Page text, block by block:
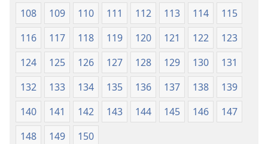
108
109 110 111 112 113 114
115
116
117 118 119 120 121 122
123
124
125 126 127 128 129 130
131
132
133 134 135 136 137 138
139
140
141 142 143 144 145 146
147
148
149 150